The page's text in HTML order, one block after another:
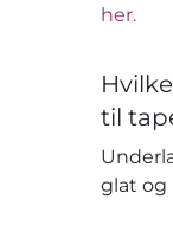
her.
til
glat og